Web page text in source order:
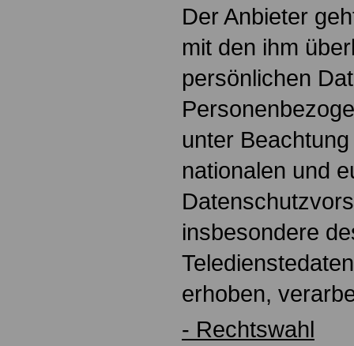
Der Anbieter
mit den ihm
persönlichen
unter
nationalen und
insbesondere
erhoben,
- Rechtswahl